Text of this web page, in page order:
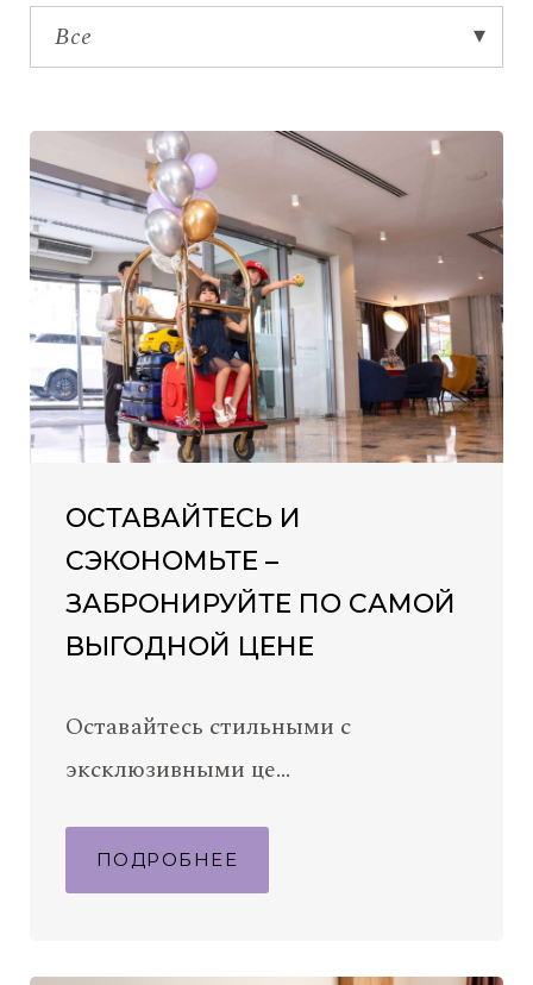
ОСТАВАЙТЕСЬ И
СЭКОНОМЬТЕ –
ЗАБРОНИРУЙТЕ ПО САМОЙ
ВЫГОДНОЙ ЦЕНЕ
Оставайтесь стильными с
эксклюзивными це…
ПОДРОБНЕЕ